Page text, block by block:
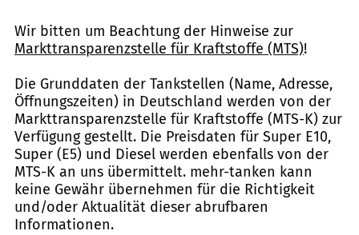
Wir bitten um Beachtung der Hinweise zur
Markttransparenzstelle für Kraftstoffe (MTS)!
Die Grunddaten der Tankstellen (Name, Adresse,
Öffnungszeiten) in Deutschland werden von der
Markttransparenzstelle für Kraftstoffe (MTS-K) zur
Verfügung gestellt. Die Preisdaten für Super E10,
Super (E5) und Diesel werden ebenfalls von der
MTS-K an uns übermittelt. mehr-tanken kann
keine Gewähr übernehmen für die Richtigkeit
und/oder Aktualität dieser abrufbaren
Informationen.